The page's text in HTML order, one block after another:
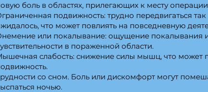
боль в областях, прилегающих к месту
подвижность: трудно передвигаться
что может повлиять на повседневную
или покалывание: ощущение покалывания
в пораженной области.
слабость: снижение силы мышц, что может
со сном. Боль или дискомфорт могут
ночью.